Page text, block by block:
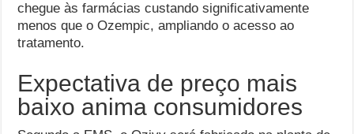
chegue às farmácias custando significativamente
menos que o Ozempic, ampliando o acesso ao
tratamento.
Expectativa de preço mais
baixo anima consumidores